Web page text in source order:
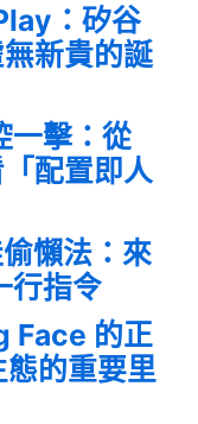
：矽谷
無新貴的誕
一擊：從
配置即人
懶法：來
行指令
Face 的正
的重要里